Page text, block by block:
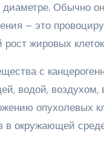
Обычно
– это
жировых
с
водой,
опухолевых
в окружающей